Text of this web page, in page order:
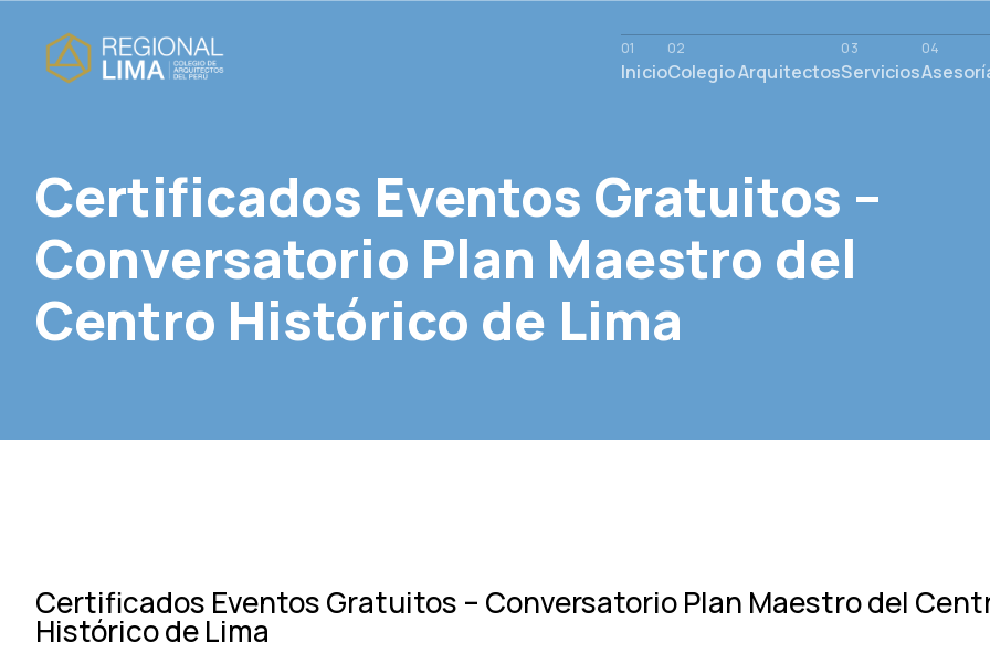
InicioColegio ArquitectosServicios
Certificados Eventos Gratuitos –
Conversatorio Plan Maestro del
Centro Histórico de Lima
Certificados Eventos Gratuitos – Conversatorio Plan Maestro del
Histórico de Lima